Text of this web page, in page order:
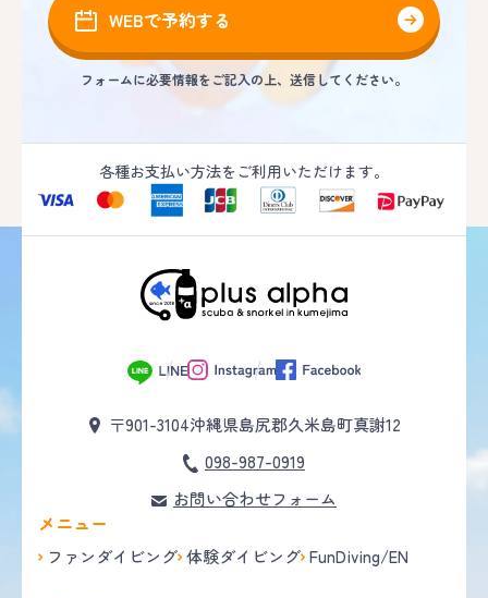
WEBで予約する
フォームに必要情報をご記入の上、送信してください。
各種お支払い方法をご利用いただけます。
〒901-3104沖縄県島尻郡久米島町真謝12
098-987-0919
お問い合わせフォーム
メニュー
ファンダイビング 体験ダイビング FunDiving/EN